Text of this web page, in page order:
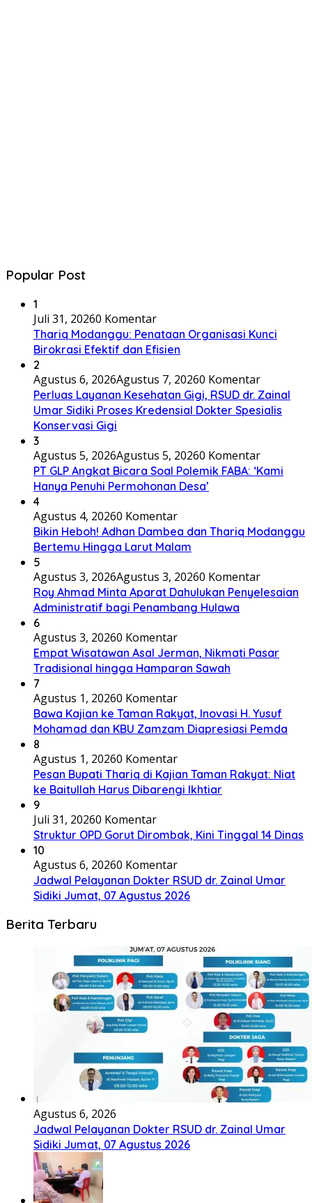
Popular Post
1
Juli 31, 20260 Komentar
Thariq Modanggu: Penataan Organisasi Kunci
Birokrasi Efektif dan Efisien
2
Agustus 6, 2026Agustus 7, 20260 Komentar
Perluas Layanan Kesehatan Gigi, RSUD dr. Zainal
Umar Sidiki Proses Kredensial Dokter Spesialis
Konservasi Gigi
3
Agustus 5, 2026Agustus 5, 20260 Komentar
PT GLP Angkat Bicara Soal Polemik FABA: ‘Kami
Hanya Penuhi Permohonan Desa’
4
Agustus 4, 20260 Komentar
Bikin Heboh! Adhan Dambea dan Thariq Modanggu
Bertemu Hingga Larut Malam
5
Agustus 3, 2026Agustus 3, 20260 Komentar
Roy Ahmad Minta Aparat Dahulukan Penyelesaian
Administratif bagi Penambang Hulawa
6
Agustus 3, 20260 Komentar
Empat Wisatawan Asal Jerman, Nikmati Pasar
Tradisional hingga Hamparan Sawah
7
Agustus 1, 20260 Komentar
Bawa Kajian ke Taman Rakyat, Inovasi H. Yusuf
Mohamad dan KBU Zamzam Diapresiasi Pemda
8
Agustus 1, 20260 Komentar
Pesan Bupati Thariq di Kajian Taman Rakyat: Niat
ke Baitullah Harus Dibarengi Ikhtiar
9
Juli 31, 20260 Komentar
Struktur OPD Gorut Dirombak, Kini Tinggal 14 Dinas
10
Agustus 6, 20260 Komentar
Jadwal Pelayanan Dokter RSUD dr. Zainal Umar
Sidiki Jumat, 07 Agustus 2026
Berita Terbaru
Agustus 6, 2026
Jadwal Pelayanan Dokter RSUD dr. Zainal Umar
Sidiki Jumat, 07 Agustus 2026